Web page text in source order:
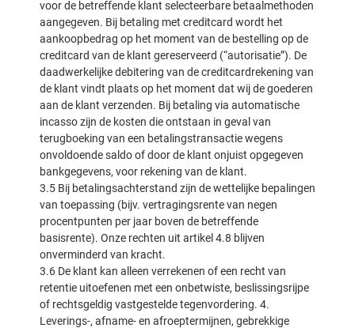
voor de betreffende klant selecteerbare betaalmethoden
aangegeven. Bij betaling met creditcard wordt het
aankoopbedrag op het moment van de bestelling op de
creditcard van de klant gereserveerd (“autorisatie”). De
daadwerkelijke debitering van de creditcardrekening van
de klant vindt plaats op het moment dat wij de goederen
aan de klant verzenden. Bij betaling via automatische
incasso zijn de kosten die ontstaan in geval van
terugboeking van een betalingstransactie wegens
onvoldoende saldo of door de klant onjuist opgegeven
bankgegevens, voor rekening van de klant.
3.5 Bij betalingsachterstand zijn de wettelijke bepalingen
van toepassing (bijv. vertragingsrente van negen
procentpunten per jaar boven de betreffende
basisrente). Onze rechten uit artikel 4.8 blijven
onverminderd van kracht.
3.6 De klant kan alleen verrekenen of een recht van
retentie uitoefenen met een onbetwiste, beslissingsrijpe
of rechtsgeldig vastgestelde tegenvordering. 4.
Leverings-, afname- en afroeptermijnen, gebrekkige